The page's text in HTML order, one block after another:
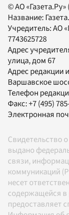
© АО
Название:
Учредитель:АО
7743625728
Адрес
улица, дом 67
Адрес редакции
Варшавское
Телефон
Факс:+7 (495)
Электронная
Свидетельство
выдано
связи,
коммуникаций
несет
содержащейся в
предоставляет